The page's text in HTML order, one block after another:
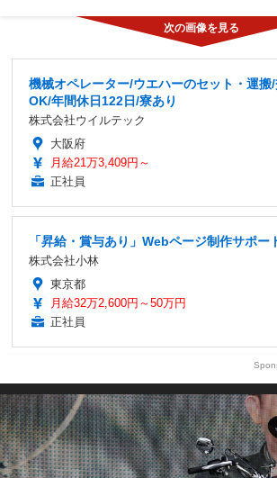
機械オペレーター/ウエハーのセット・運搬
OK/年間休日122日/寮あり
株式会社ウイルテック
大阪府
月給21万3,409円～
正社員
「昇給・賞与あり」Webページ制作サポー
株式会社小林
東京都
月給32万2,600円～50万円
正社員